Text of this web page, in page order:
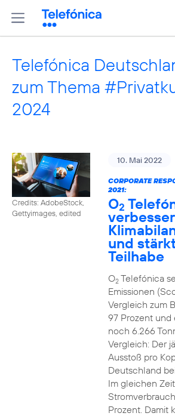
Telefónica
zum Thema
2024
Credits: AdobeStock,
Gettyimages, edited
10. Mai 2022
CORPORATE
2021:
O2
und
Teilhabe
O2Telefónica
Emissionen
Vergleich zum
97 Prozent und
noch 6.266
Vergleich: Der
Ausstoß pro
Deutschland
Im gleichen
Prozent. Damit